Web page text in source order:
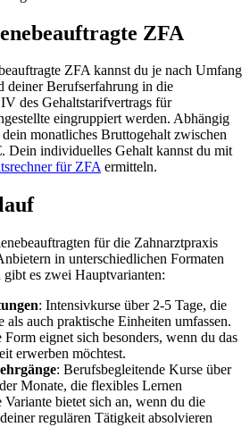
ZFA
ZFA kannst du je nach Umfang
deiner Berufserfahrung in die
des Gehaltstarifvertrags für
eingruppiert werden. Abhängig
monatliches Bruttogehalt zwischen
Dein individuelles Gehalt kannst du mit
für ZFAermitteln.
für die Zahnarztpraxis
in unterschiedlichen Formaten
es zwei Hauptvarianten:
: Intensivkurse über 2-5 Tage, die
als auch praktische Einheiten umfassen.
eignet sich besonders, wenn du das
erwerben möchtest.
: Berufsbegleitende Kurse über
Monate, die flexibles Lernen
bietet sich an, wenn du die
regulären Tätigkeit absolvieren